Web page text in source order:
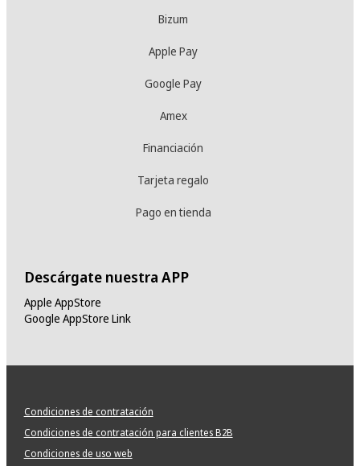
Bizum
Apple Pay
Google Pay
Amex
Financiación
Tarjeta regalo
Pago en tienda
Descárgate nuestra APP
Apple AppStore
Google AppStore Link
Condiciones de contratación
Condiciones de contratación para clientes B2B
Condiciones de uso web